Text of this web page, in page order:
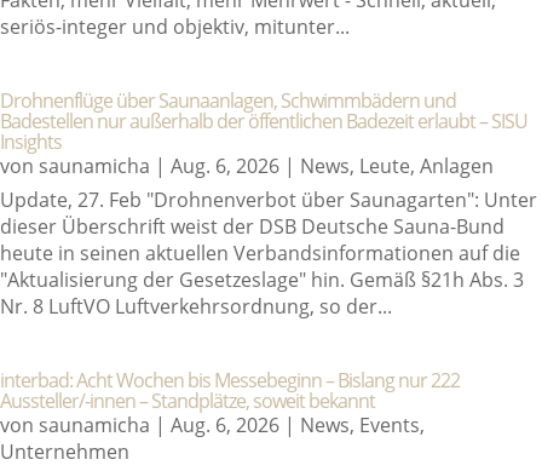
seriös-integer und objektiv, mitunter...
Drohnenflüge über Saunaanlagen, Schwimmbädern und
Badestellen nur außerhalb der öffentlichen Badezeit erlaubt – SISU
Insights
von saunamicha | Aug. 6, 2026 | News, Leute, Anlagen
Update, 27. Feb "Drohnenverbot über Saunagarten": Unter
dieser Überschrift weist der DSB Deutsche Sauna-Bund
heute in seinen aktuellen Verbandsinformationen auf die
"Aktualisierung der Gesetzeslage" hin. Gemäß §21h Abs. 3
Nr. 8 LuftVO Luftverkehrsordnung, so der...
interbad: Acht Wochen bis Messebeginn – Bislang nur 222
Aussteller/-innen – Standplätze, soweit bekannt
von saunamicha | Aug. 6, 2026 | News, Events,
Unternehmen